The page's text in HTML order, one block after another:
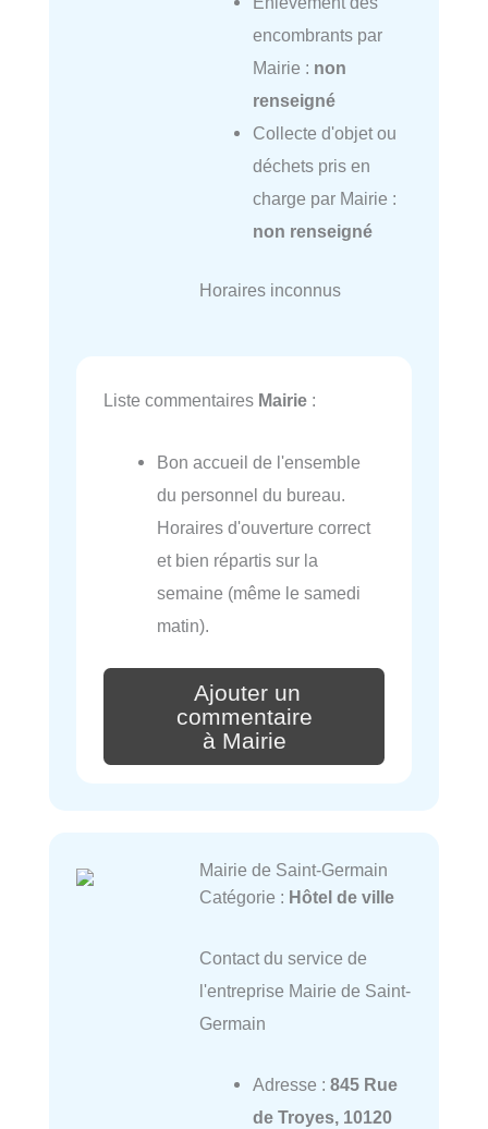
encombrants par
Mairie : non
renseigné
Collecte d'objet ou
déchets pris en
charge par Mairie :
non renseigné
Horaires inconnus
Liste commentaires Mairie :
Bon accueil de l'ensemble
du personnel du bureau.
Horaires d'ouverture correct
et bien répartis sur la
semaine (même le samedi
matin).
Ajouter un
commentaire
à Mairie
Mairie de Saint-Germain
Catégorie : Hôtel de ville
Contact du service de
l'entreprise Mairie de Saint-
Germain
Adresse : 845 Rue
de Troyes, 10120